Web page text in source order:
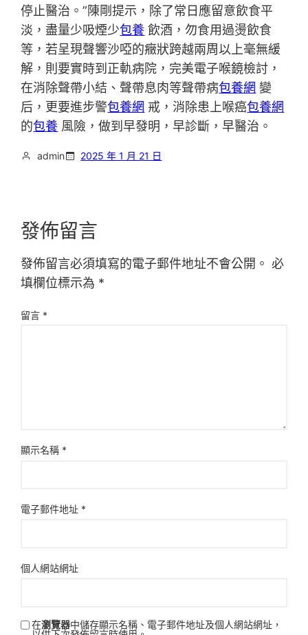
停止醫治。”陳剛提示，除了常日應留意飲食平
淡，盡量少吸煙少包養 飲酒，勿食用過燙飲食
等，若呈現聲響沙啞的癥狀跨越兩周以上毫無緩
解，則要實時到正軌病院，完美電子喉鏡檢討，
在消除聲帶小結、聲帶息肉等聲帶病包養網 變
后，更要進步警包養網 戒，消除患上喉癌包養網
的包養 風險，做到早發明，早診斷，早醫治。
admin 2025 年 1 月 21 日
發佈留言
發佈留言必須填寫的電子郵件地址不會公開。 必
填欄位標示為 *
留言 *
顯示名稱 *
電子郵件地址 *
個人網站網址
在瀏覽器中儲存顯示名稱、電子郵件地址及個人網站網址，